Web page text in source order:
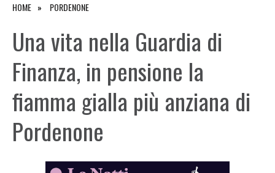
HOME PORDENONE
Una vita nella Guardia di
Finanza, in pensione la
fiamma gialla più anziana di
Pordenone